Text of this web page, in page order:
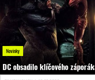
Novinky
DC obsadilo klíčového